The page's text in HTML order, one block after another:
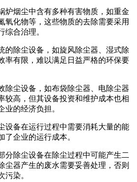
炉烟尘中含有多种有害物质，如重金
氧化物等，这些物质的去除需要采用
综合治理。
的除尘设备，如旋风除尘器、湿式除
率有限，难以满足日益严格的环保要
除尘设备，如布袋除尘器、电除尘器
较高，但其设备投资和维护成本也相
业的经济负担。
设备在运行过程中需要消耗大量的能
了企业的运行成本。
分除尘设备在除尘过程中可能产生二
尘器产生的废水需要妥善处理，否则
污染。